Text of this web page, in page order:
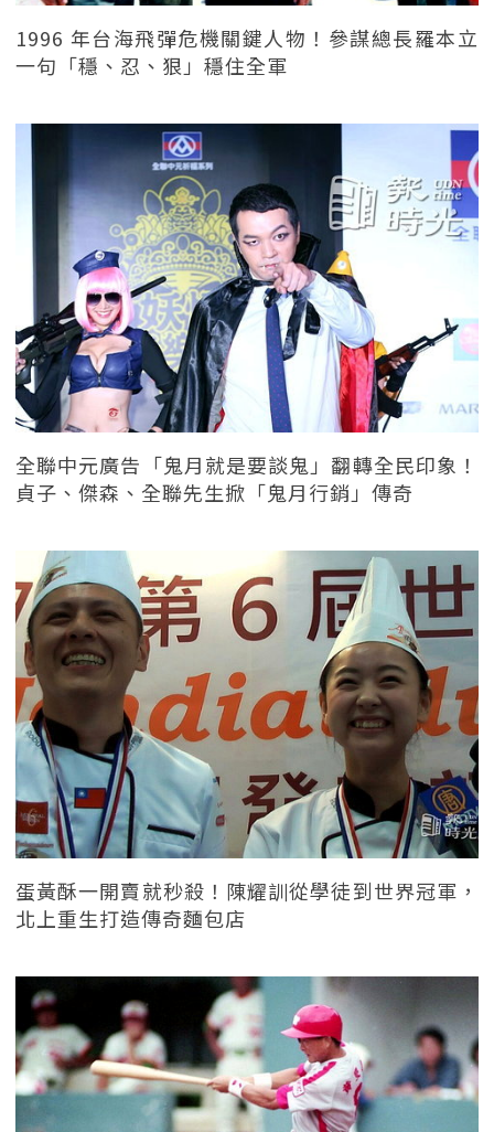
1996 年台海飛彈危機關鍵人物！參謀總長羅本立
一句「穩、忍、狠」穩住全軍
全聯中元廣告「鬼月就是要談鬼」翻轉全民印象！
貞子、傑森、全聯先生掀「鬼月行銷」傳奇
蛋黃酥一開賣就秒殺！陳耀訓從學徒到世界冠軍，
北上重生打造傳奇麵包店